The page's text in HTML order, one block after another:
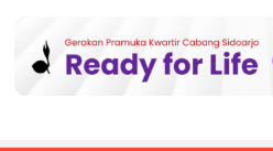
content